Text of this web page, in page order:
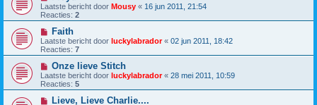
Laatste bericht door Mousy « 16 jun 2011, 21:54
Reacties: 2
Faith
Laatste bericht door luckylabrador« 02 jun 2011, 18:42
Reacties: 7
Onze lieve Stitch
Laatste bericht door luckylabrador« 28 mei 2011, 10:59
Reacties: 5
Lieve, Lieve Charlie....